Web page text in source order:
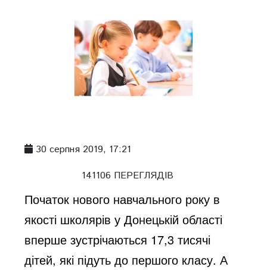
30 серпня 2019, 17:21
141106 ПЕРЕГЛЯДІВ
Початок нового навчального року в
якості школярів у Донецькій області
вперше зустрічаються 17,3 тисячі
дітей, які підуть до першого класу. А